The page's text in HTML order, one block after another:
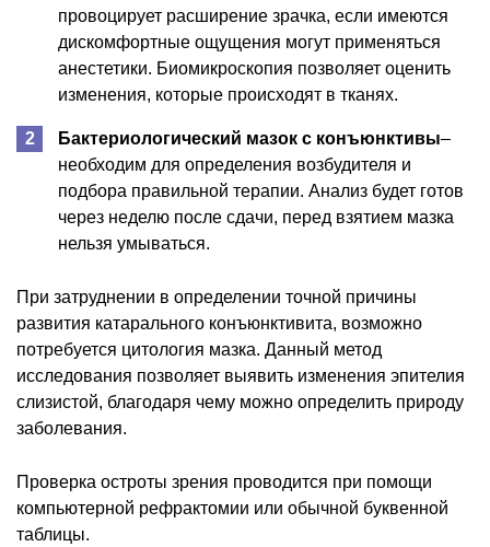
провоцирует расширение зрачка, если имеются
дискомфортные ощущения могут применяться
анестетики. Биомикроскопия позволяет оценить
изменения, которые происходят в тканях.
Бактериологический мазок с конъюнктивы–
необходим для определения возбудителя и
подбора правильной терапии. Анализ будет готов
через неделю после сдачи, перед взятием мазка
нельзя умываться.
При затруднении в определении точной причины
развития катарального конъюнктивита, возможно
потребуется цитология мазка. Данный метод
исследования позволяет выявить изменения эпителия
слизистой, благодаря чему можно определить природу
заболевания.
Проверка остроты зрения проводится при помощи
компьютерной рефрактомии или обычной буквенной
таблицы.